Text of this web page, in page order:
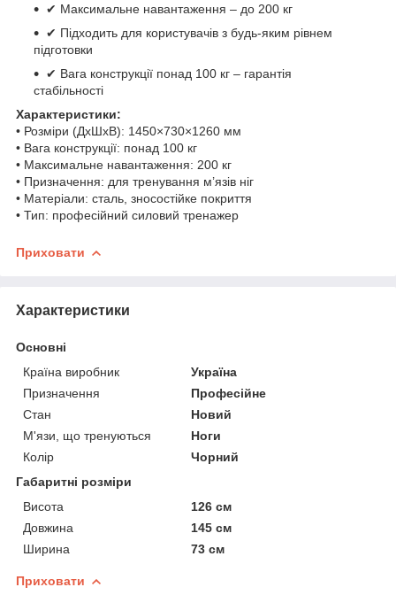
✔ Максимальне навантаження – до 200 кг
✔ Підходить для користувачів з будь-яким рівнем
підготовки
✔ Вага конструкції понад 100 кг – гарантія
стабільності
Характеристики:
• Розміри (ДхШхВ): 1450×730×1260 мм
• Вага конструкції: понад 100 кг
• Максимальне навантаження: 200 кг
• Призначення: для тренування м’язів ніг
• Матеріали: сталь, зносостійке покриття
• Тип: професійний силовий тренажер
Приховати
Характеристики
Основні
Країна виробник
Україна
Призначення
Професійне
Стан
Новий
М'язи, що тренуються
Ноги
Колір
Чорний
Габаритні розміри
Висота
126 см
Довжина
145 см
Ширина
73 см
Приховати